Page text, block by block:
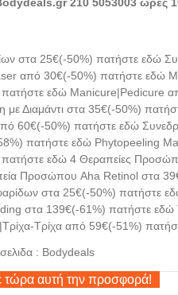
στα 25€(-50%) πατήστε εδώ
από 30€(-50%) πατήστε εδώ
εδώ Manicure|Pedicure
με Διαμάντι στα 35€(-50%)
60€(-50%) πατήστε εδώ
πατήστε εδώ Phytopeeling
εδώ 4 Θεραπείες
Προσώπου Aha Retinol στα
στα 25€(-50%) πατήστε
στα 139€(-61%) πατήστε εδώ
Τρίχα από 59€(-51%)
: Bodydeals
τώρα αυτή την προσφορά!